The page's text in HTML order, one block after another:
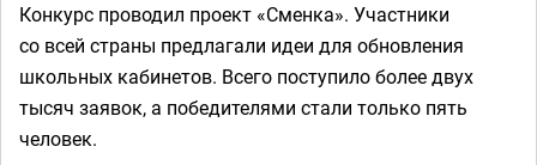
Конкурс проводил проект «Сменка». Участники
со всей страны предлагали идеи для обновления
школьных кабинетов. Всего поступило более двух
тысяч заявок, а победителями стали только пять
человек.